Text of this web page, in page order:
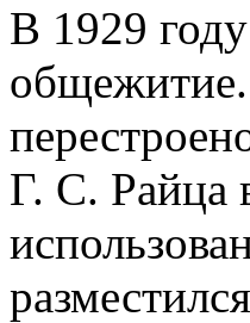
В 1929
Г. С. Райца